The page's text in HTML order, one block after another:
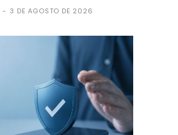
- 3 DE AGOSTO DE 2026